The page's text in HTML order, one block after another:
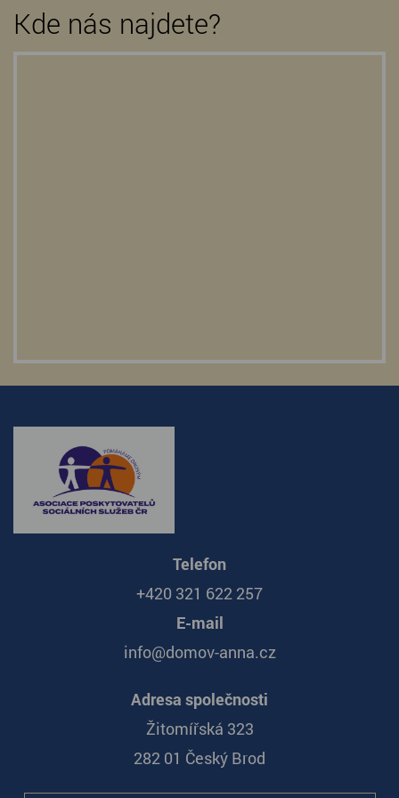
Kde nás najdete?
Telefon
+420 321 622 257
E-mail
info@domov-anna.cz
Adresa společnosti
Žitomířská 323
282 01 Český Brod